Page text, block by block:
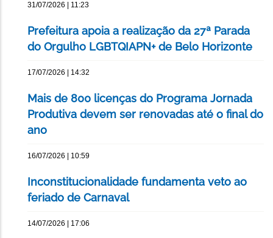
31/07/2026 | 11:23
Prefeitura apoia a realização da 27ª Parada
do Orgulho LGBTQIAPN+ de Belo Horizonte
17/07/2026 | 14:32
Mais de 800 licenças do Programa Jornada
Produtiva devem ser renovadas até o final do
ano
16/07/2026 | 10:59
Inconstitucionalidade fundamenta veto ao
feriado de Carnaval
14/07/2026 | 17:06